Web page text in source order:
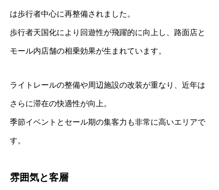
は歩行者中心に再整備されました。
歩行者天国化により回遊性が飛躍的に向上し、路面店と
モール内店舗の相乗効果が生まれています。
ライトレールの整備や周辺施設の改装が重なり、近年は
さらに滞在の快適性が向上。
季節イベントとセール期の集客力も非常に高いエリアで
す。
雰囲気と客層